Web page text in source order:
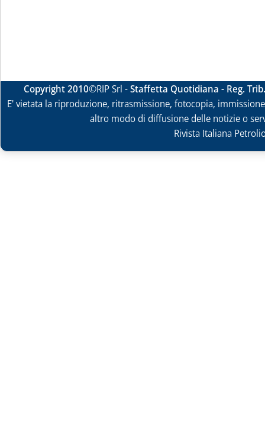
Copyright 2010©RIP Srl -Staffetta Quotidiana - Reg.
E' vietata la riproduzione, ritrasmissione, fotocopia,
altro modo di diffusione delle notizie o
Rivista Italiana